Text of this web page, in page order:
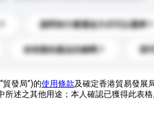
請問有什麼運送方式可以選擇？
你有新的產品目錄嗎？ 我
發局”)的使用條款及確定香港貿易發展
所述之其他用途；本人確認已獲得此表